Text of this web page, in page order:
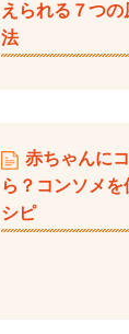
えられる７つ
法
赤ちゃんに
ら？コンソメ
シピ